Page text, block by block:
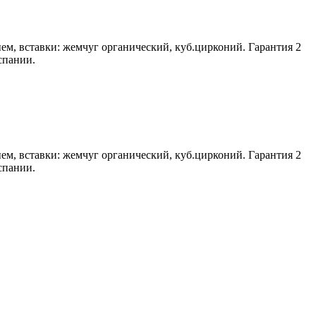
вставки: жемчуг органический, куб.цирконий. Гарантия 2
вставки: жемчуг органический, куб.цирконий. Гарантия 2